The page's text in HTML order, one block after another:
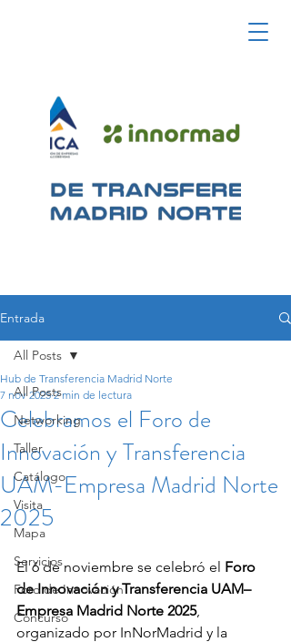
Entrada
All Posts
Networking
Taller
Catálogo
Visita
Mapa
Servicios
Foro de Innovación
Concurso
All Posts
Celebramos el Foro de
Innovación y Transferencia
UAM-Empresa Madrid Norte
2025
Hub de Transferencia Madrid Norte
7 nov 2025 2 min de lectura
El 6 de noviembre se celebró el Foro
de Innovación y Transferencia UAM–
Empresa Madrid Norte 2025,
organizado por InNorMadrid y la